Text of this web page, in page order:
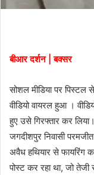
बीआर दर्शन | बक्सर
सोशल मीडिया पर
वीडियो वायरल हुआ ।
हुए उसे गिरफ्तार कर
जगदीशपुर निवासी
अवैध हथियार से फायरिंग
पोस्ट कर रहा था, जो तेजी